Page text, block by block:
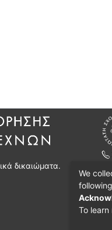
δικαιώματα.
We
To learn